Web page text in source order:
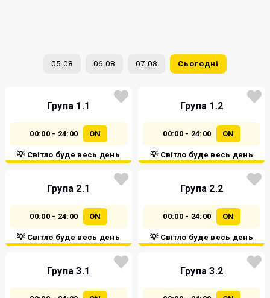
05.08 06.08 07.08 Сьогодні
Група 1.1
00:00 - 24:00 ON
💡 Світло буде весь день
Група 1.2
00:00 - 24:00 ON
💡 Світло буде весь день
Група 2.1
00:00 - 24:00 ON
💡 Світло буде весь день
Група 2.2
00:00 - 24:00 ON
💡 Світло буде весь день
Група 3.1 Група 3.2